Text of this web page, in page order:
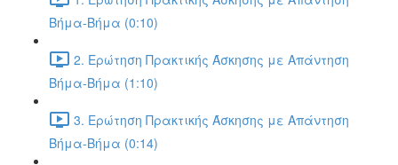
Βήμα-Βήμα (0:10)
2. Ερώτηση Πρακτικής Άσκησης με Απάντηση
Βήμα-Βήμα (1:10)
3. Ερώτηση Πρακτικής Άσκησης με Απάντηση
Βήμα-Βήμα (0:14)